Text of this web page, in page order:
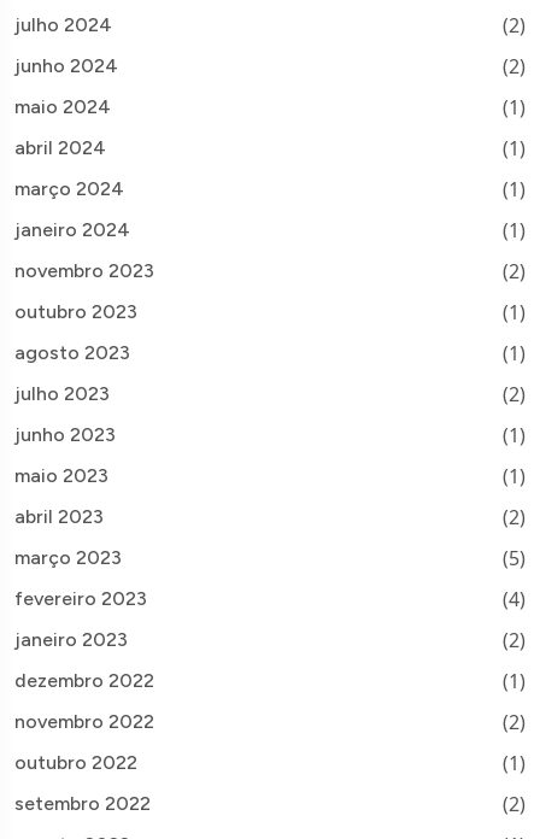
julho 2024 (2)
junho 2024 (2)
maio 2024 (1)
abril 2024 (1)
março 2024 (1)
janeiro 2024 (1)
novembro 2023 (2)
outubro 2023 (1)
agosto 2023 (1)
julho 2023 (2)
junho 2023 (1)
maio 2023 (1)
abril 2023 (2)
março 2023 (5)
fevereiro 2023 (4)
janeiro 2023 (2)
dezembro 2022 (1)
novembro 2022 (2)
outubro 2022 (1)
setembro 2022 (2)